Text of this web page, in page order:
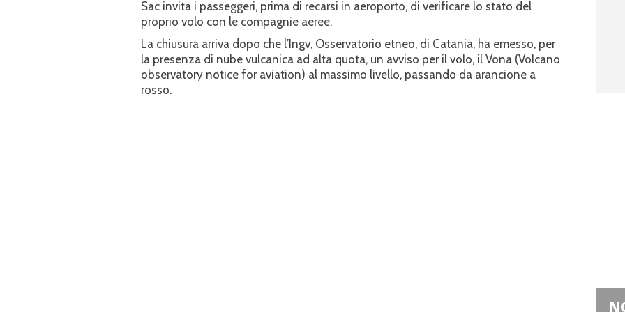
Sac invita i passeggeri, prima di recarsi in aeroporto, di verificare lo stato del
proprio volo con le compagnie aeree.
La chiusura arriva dopo che l’Ingv, Osservatorio etneo, di Catania, ha emesso, per
la presenza di nube vulcanica ad alta quota, un avviso per il volo, il Vona (Volcano
observatory notice for aviation) al massimo livello, passando da arancione a
rosso.